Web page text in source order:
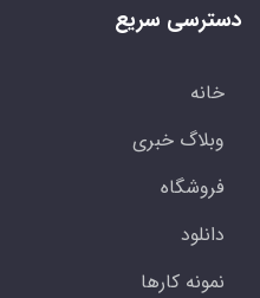
دسترسی سریع
خانه
وبلاگ خبری
فروشگاه
دانلود
نمونه کارها